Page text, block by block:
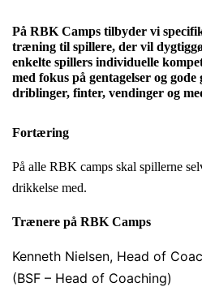
På RBK Camps tilbyder vi
træning til spillere, der vil
enkelte spillers individuelle
med fokus på gentagelser og
driblinger, finter, vendinger og
Fortæring
På alle RBK camps skal spillerne
drikkelse med.
Trænere på RBK Camps
Kenneth Nielsen, Head of
(BSF – Head of Coaching)